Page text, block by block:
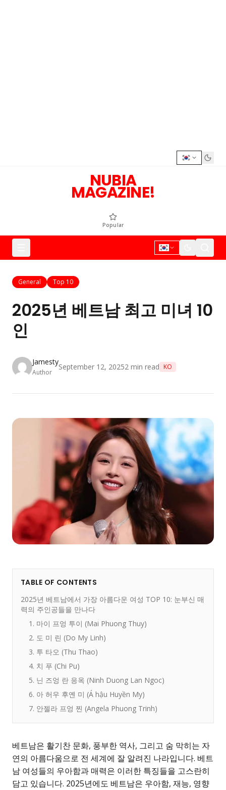
NUBIA
MAGAZINE!
Popular
General Top 10
2025년 베트남 최고 미녀 10
인
Jamesty
Author
September 12, 20252 min read KO
TABLE OF CONTENTS
2025년 베트남에서 가장 아름다운 여성 TOP 10: 눈부신 매
력의 주인공들을 만나다
1. 마이 프엉 투이 (Mai Phuong Thuy)
2. 도 미 린 (Do My Linh)
3. 투 타오 (Thu Thao)
4. 치 푸 (Chi Pu)
5. 닌 즈엉 란 응옥 (Ninh Duong Lan Ngoc)
6. 아 허우 후옌 미 (Á hậu Huyền My)
7. 안젤라 프엉 찐 (Angela Phuong Trinh)
베트남은 활기찬 문화, 풍부한 역사, 그리고 숨 막히는 자
연의 아름다움으로 전 세계에 잘 알려진 나라입니다. 베트
남 여성들의 우아함과 매력은 이러한 특징들을 고스란히
담고 있습니다. 2025년에도 베트남은 우아함, 재능, 영향